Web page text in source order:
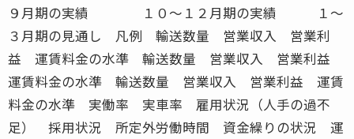
９月期の実績 １０〜１２月期の実績 １〜
３月期の見通し 凡例 輸送数量 営業収入 営業利
益 運賃料金の水準 輸送数量 営業収入 営業利益
運賃料金の水準 輸送数量 営業収入 営業利益 運賃
料金の水準 実働率 実車率 雇用状況（人手の過不
足） 採用状況 所定外労働時間 資金繰りの状況 運